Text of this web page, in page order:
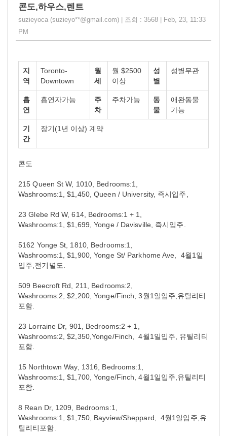
콘도,하우스,렌트
suzieyoca (suzieyo**@gmail.com) | 조회 : 3568 | Feb, 23, 11:33
PM
지
역
Toronto-
Downtown
월
세
월 $2500
이상
성
별
성별무관
흡
연
흡연자가능
주
차
주차가능
동
물
애완동물
가능
기
간
장기(1년 이상) 계약
콘도
215 Queen St W, 1010, Bedrooms:1,
Washrooms:1, $1,450, Queen / University, 즉시입주,
23 Glebe Rd W, 614, Bedrooms:1 + 1,
Washrooms:1, $1,699, Yonge / Davisville, 즉시입주.
5162 Yonge St, 1810, Bedrooms:1,
Washrooms:1, $1,900, Yonge St/ Parkhome Ave, 4월1일
입주,전기별도.
509 Beecroft Rd, 211, Bedrooms:2,
Washrooms:2, $2,200, Yonge/Finch, 3월1일입주,유틸리티
포함.
23 Lorraine Dr, 901, Bedrooms:2 + 1,
Washrooms:2, $2,350,Yonge/Finch, 4월1일입주, 유틸리티
포함.
15 Northtown Way, 1316, Bedrooms:1,
Washrooms:1, $1,700, Yonge/Finch, 4월1일입주,유틸리티
포함.
8 Rean Dr, 1209, Bedrooms:1,
Washrooms:1, $1,750, Bayview/Sheppard, 4월1일입주,유
틸리티포함.